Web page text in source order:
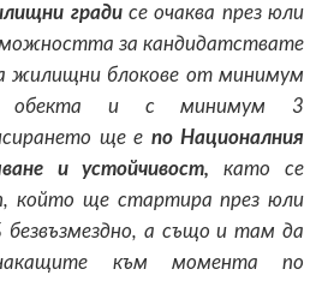
градисе очаква през юли
за кандидатствате
жилищни блокове от минимум
обекта и с минимум 3
ще е по Националния
и устойчивост, като се
който ще стартира през юли
безвъзмездно, а също и там да
към момента по